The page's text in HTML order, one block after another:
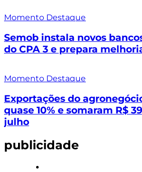
Momento Destaque
Semob instala novos
do CPA 3 e prepara
Momento Destaque
Exportações do
quase 10% e somaram R$
julho
publicidade